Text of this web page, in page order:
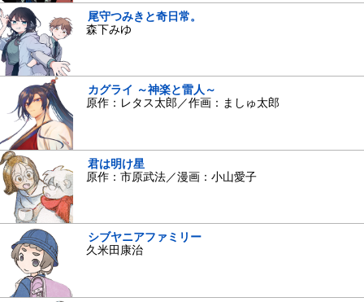
尾守つみきと奇日常。
森下みゆ
カグライ ～神楽と雷人～
原作：レタス太郎／作画：ましゅ太郎
君は明け星
原作：市原武法／漫画：小山愛子
シブヤニアファミリー
久米田康治